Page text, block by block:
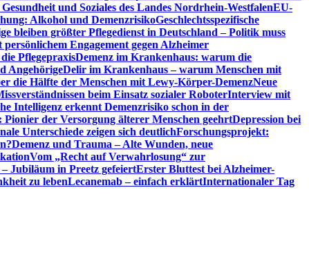
und Soziales des Landes Nordrhein-WestfalenEU-
Alkohol und DemenzrisikoGeschlechtsspezifische
bleiben größter Pflegedienst in Deutschland – Politik muss
Engagement gegen Alzheimer
PflegepraxisDemenz im Krankenhaus: warum die
AngehörigeDelir im Krankenhaus – warum Menschen mit
die Hälfte der Menschen mit Lewy-Körper-DemenzNeue
beim Einsatz sozialer RoboterInterview mit
Intelligenz erkennt Demenzrisiko schon in der
der Versorgung älterer Menschen geehrtDepression bei
Unterschiede zeigen sich deutlichForschungsprojekt:
Demenz und Trauma – Alte Wunden, neue
Vom „Recht auf Verwahrlosung“ zur
Jubiläum in Preetz gefeiertErster Bluttest bei Alzheimer-
zu lebenLecanemab – einfach erklärtInternationaler Tag